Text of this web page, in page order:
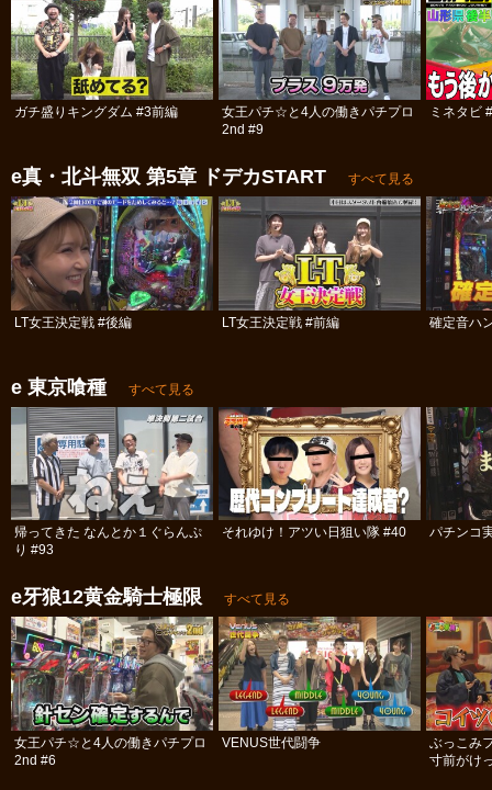
ガチ盛りキングダム #3前編
女王パチ☆と4人の働きパチプロ
2nd #9
ミネタビ
e真・北斗無双 第5章 ドデカSTART すべて見る
LT女王決定戦 #後編 LT女王決定戦 #前編 確定音ハ
e 東京喰種 すべて見る
帰ってきた なんとか１ぐらんぷ
り #93
それゆけ！アツい日狙い隊 #40 パチンコ
e牙狼12黄金騎士極限 すべて見る
女王パチ☆と4人の働きパチプロ
2nd #6
VENUS世代闘争
ぶっこみ
寸前がけ